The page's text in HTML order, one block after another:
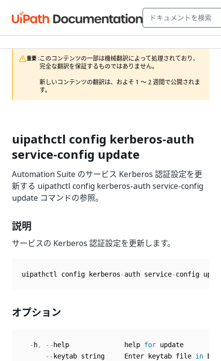
重要 :このコンテンツの一部は機械翻訳によって処理されており、
完全な翻訳を保証するものではありません。
新しいコンテンツの翻訳は、およそ 1 ～ 2 週間で公開されま
す。
uipathctl config kerberos-auth
service-config update
Automation Suite のサービス Kerberos 認証設定を更
新する uipathctl config kerberos-auth service-config
update コマンドの参照。
説明
サービスの Kerberos 認証設定を更新します。
uipathctl config kerberos-auth service-config
オプション
- h, -- help              help for update
-- keytab string     Enter keytab file in